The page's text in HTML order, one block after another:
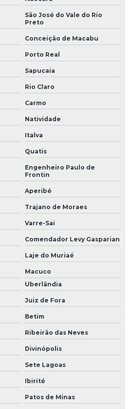
São José do Vale do Rio
Preto
Conceição de Macabu
Porto Real
Sapucaia
Rio Claro
Carmo
Natividade
Italva
Quatis
Engenheiro Paulo de
Frontin
Aperibé
Trajano de Moraes
Varre-Sai
Comendador Levy Gasparian
Laje do Muriaé
Macuco
Uberlândia
Juiz de Fora
Betim
Ribeirão das Neves
Divinópolis
Sete Lagoas
Ibirité
Patos de Minas